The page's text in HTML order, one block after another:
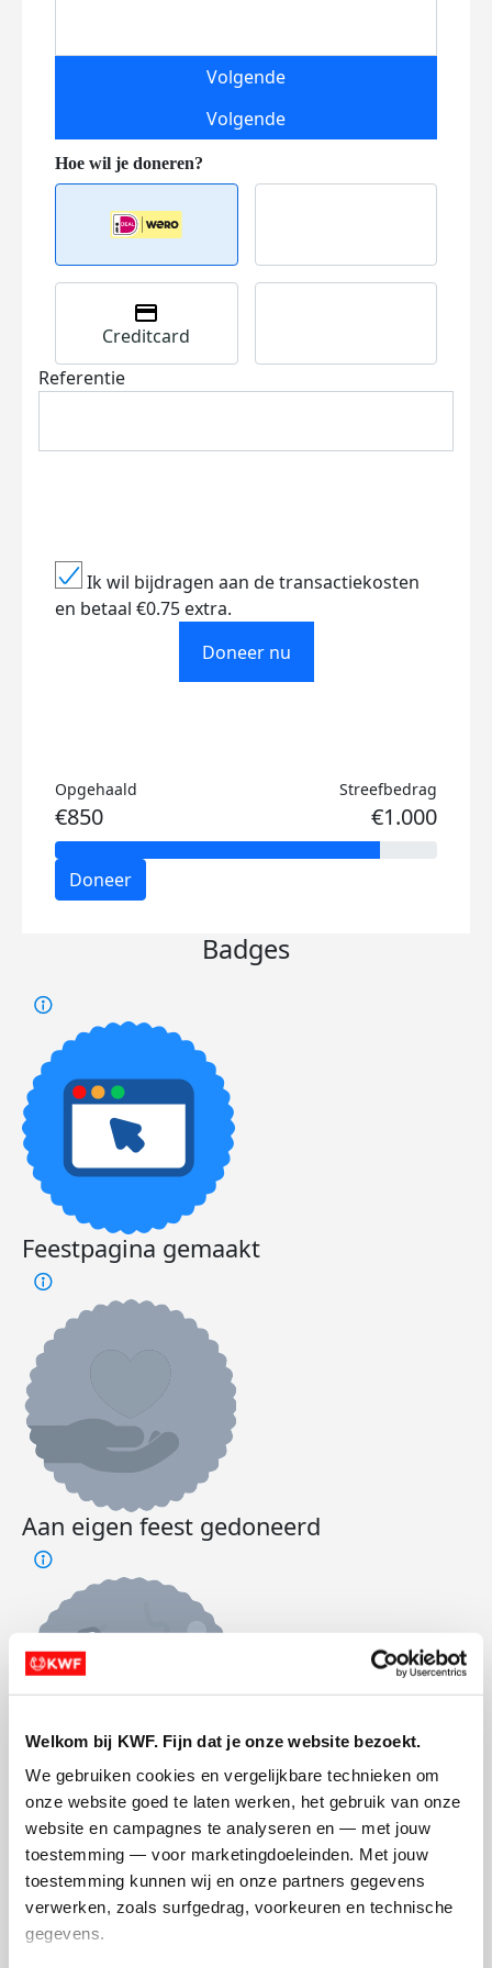
Welkom bij KWF. Fijn dat je onze website bezoekt.
We gebruiken cookies en vergelijkbare technieken om
onze website goed te laten werken, het gebruik van onze
website en campagnes te analyseren en — met jouw
toestemming — voor marketingdoeleinden. Met jouw
toestemming kunnen wij en onze partners gegevens
verwerken, zoals surfgedrag, voorkeuren en technische
gegevens.
Volgende
Volgende
Creditcard
Referentie
Ik wil bijdragen aan de transactiekosten
en betaal €0.75 extra.
Doneer nu
Opgehaald
€850
Streefbedrag
€1.000
Doneer
Badges
Feestpagina gemaakt
Aan eigen feest gedoneerd
Streefbedrag behaald